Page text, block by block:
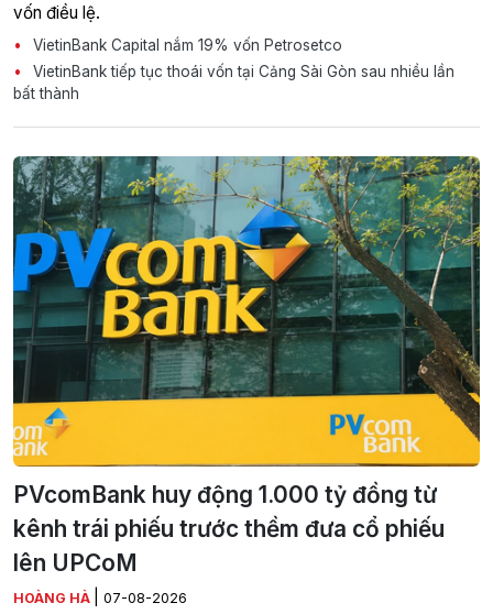
vốn điều lệ.
VietinBank Capital nắm 19% vốn Petrosetco
VietinBank tiếp tục thoái vốn tại Cảng Sài Gòn sau nhiều lần
bất thành
PVcomBank huy động 1.000 tỷ đồng từ
kênh trái phiếu trước thềm đưa cổ phiếu
lên UPCoM
HOÀNG HÀ 07-08-2026